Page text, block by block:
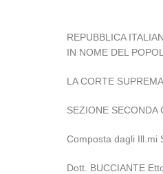
REPUBBLICA
IN NOME DEL
LA CORTE
SEZIONE SECONDA
Composta dagli Ill.mi
Dott. BUCCIANTE